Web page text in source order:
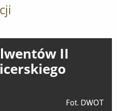
II
Fot. DWOT